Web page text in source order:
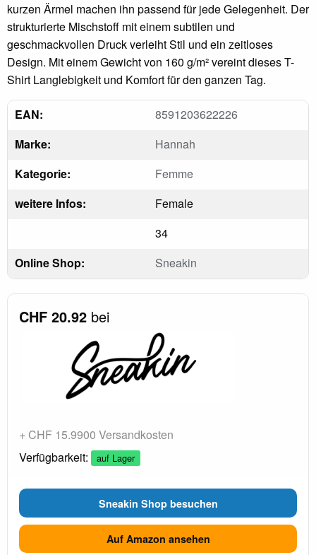
kurzen Ärmel machen ihn passend für jede Gelegenheit. Der
strukturierte Mischstoff mit einem subtilen und
geschmackvollen Druck verleiht Stil und ein zeitloses
Design. Mit einem Gewicht von 160 g/m² vereint dieses T-
Shirt Langlebigkeit und Komfort für den ganzen Tag.
EAN:
8591203622226
Marke:
Hannah
Kategorie:
Femme
weitere Infos:
Female
34
Online Shop:
Sneakin
CHF 20.92 bei
+ CHF 15.9900 Versandkosten
Verfügbarkeit:
auf Lager
Sneakin Shop besuchen
Auf Amazon ansehen